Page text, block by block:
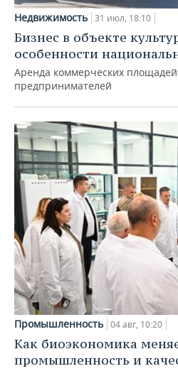
Недвижимость 31 июл, 18:10
Бизнес в объекте
особенности
Аренда коммерческих
предпринимателей
Промышленность 04 авг, 10:20
Как биоэкономика
промышленность и